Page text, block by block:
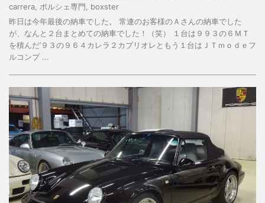
carrera ポルシェ専門
boxster
昨日は今年最後の納車でした。 常連のお客様のＡさんの納車でした
が、なんと２台まとめての納車でした！（笑） １台は９９３の６ＭＴ
を積んだ’９３の９６４カレラ２カブリオレともう１台はＪＴｍｏｄｅフ
ルコンプ ...